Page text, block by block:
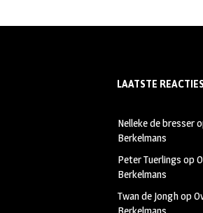
LAATSTE REACTIES
Nelleke de bresser
Berkelmans
Peter Tuerlings op
Berkelmans
Twan de Jonghop